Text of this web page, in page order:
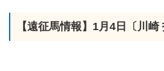
【遠征馬情報】1月4日〔川崎